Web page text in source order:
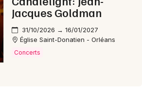
Jacques Goldman
31/10/2026 → 16/01/2027
Église Saint-Donatien - Orléans
Concerts